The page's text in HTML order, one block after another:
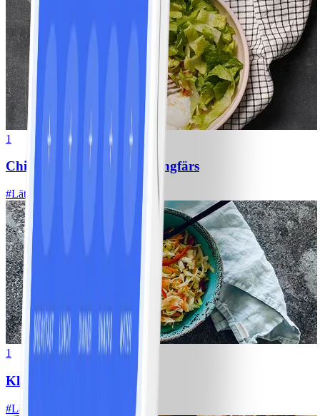
1
Chili con carne med kycklingfärs
#Lätt
1
Klassisk vitkålssallad
#Lätt